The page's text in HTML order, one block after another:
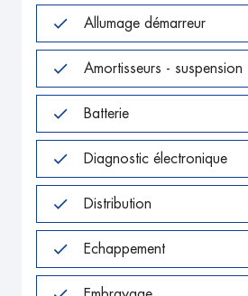
Allumage démarreur
Amortisseurs - suspension
Batterie
Diagnostic électronique
Distribution
Echappement